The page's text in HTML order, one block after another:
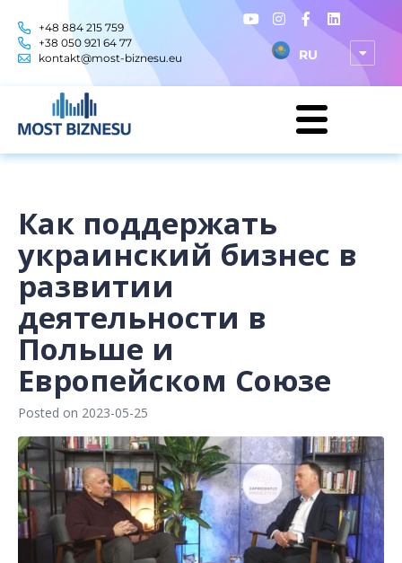
+48 884 215 759
+38 050 921 64 77
kontakt@most-biznesu.eu
RU
Как поддержать
украинский бизнес в
развитии
деятельности в
Польше и
Европейском Союзе
Posted on 2023-05-25